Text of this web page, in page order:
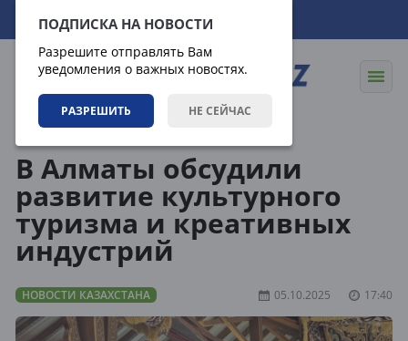
ПОДПИСКА НА НОВОСТИ
Разрешите отправлять Вам
уведомления о важных новостях.
РАЗРЕШИТЬ НЕ СЕЙЧАС
08.08.2026 18:44:48
В Алматы обсудили
развитие культурного
туризма и креативных
индустрий
НОВОСТИ КАЗАХСТАНА 05.10.2025 17:40